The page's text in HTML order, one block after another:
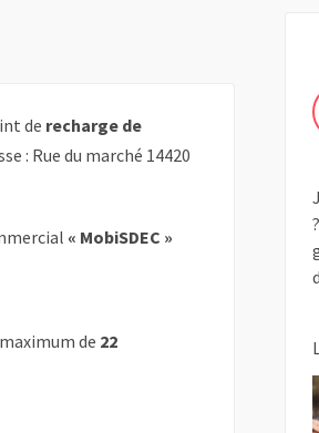
de recharge de
: Rue du marché 14420
« MobiSDEC »
de 22
?